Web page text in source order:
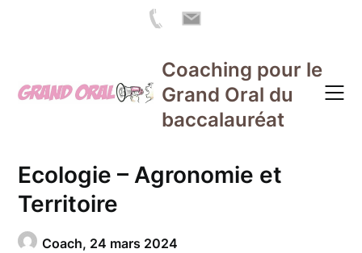
content
Coaching pour le
Grand Oral du
baccalauréat
Ecologie – Agronomie et
Territoire
Coach, 24 mars 2024